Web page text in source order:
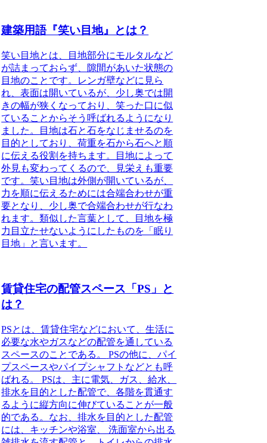
建築用語『笑い目地』とは？
笑い目地とは、目地部分にモルタルなど
が詰まっておらず、隙間があいた状態の
目地のことです。
レンガ壁などに見ら
れ、表面は開いているが、少し奥では開
きの幅が狭くなっており、笑った口に似
ていることからそう呼ばれるようになり
ました。目地は石と石をなじませるのを
目的としており、荷重を石から石へと順
に伝える役割を持ちます。目地によって
外見も変わってくるので、見栄えも重要
です。笑い目地は外側が開いているが、
力を順に伝えるためには合端合わせが重
要となり、少し奥で合端合わせが行なわ
れます。類似した言葉として、目地を極
力目立たせないようにしたものを「眠り
目地」と言います。
賃貸住宅の配管スペース「PS」と
は？
PSとは、賃貸住宅などにおいて、生活に
必要な水やガスなどの配管を通している
スペースのことである。
PSの他に、パイ
プスペースやパイプシャフトなどとも呼
ばれる。
PSは、主に電気、ガス、給水、
排水を目的とした配管で、各階を貫通す
るように縦方向に伸びていることが一般
的である。なお、排水を目的とした配管
には、キッチンや浴室、 洗面室から出る